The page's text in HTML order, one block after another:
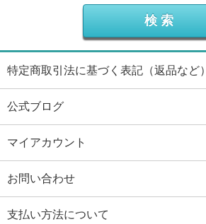
特定商取引法に基づく表記（返品など）
公式ブログ
マイアカウント
お問い合わせ
支払い方法について